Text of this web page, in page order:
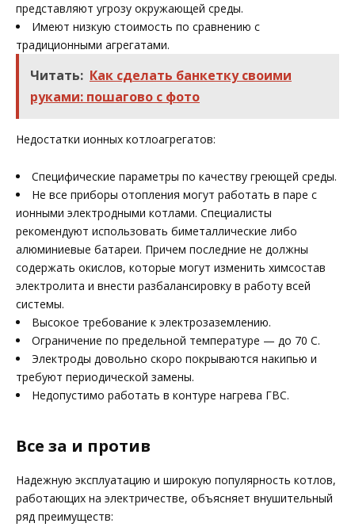
представляют угрозу окружающей среды.
Имеют низкую стоимость по сравнению с
традиционными агрегатами.
Читать: Как сделать банкетку своими
руками: пошагово с фото
Недостатки ионных котлоагрегатов:
Специфические параметры по качеству греющей среды.
Не все приборы отопления могут работать в паре с
ионными электродными котлами. Специалисты
рекомендуют использовать биметаллические либо
алюминиевые батареи. Причем последние не должны
содержать окислов, которые могут изменить химсостав
электролита и внести разбалансировку в работу всей
системы.
Высокое требование к электрозаземлению.
Ограничение по предельной температуре — до 70 С.
Электроды довольно скоро покрываются накипью и
требуют периодической замены.
Недопустимо работать в контуре нагрева ГВС.
Все за и против
Надежную эксплуатацию и широкую популярность котлов,
работающих на электричестве, объясняет внушительный
ряд преимуществ: